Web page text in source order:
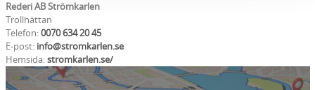
Rederi AB Strömkarlen
Trollhättan
Telefon:0070 634 20 45
E-post: info@stromkarlen.se
Hemsida:stromkarlen.se/